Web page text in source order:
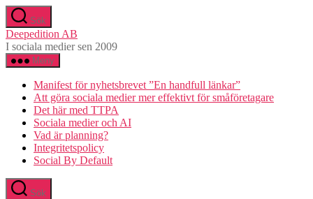
Hoppa
till
innehåll
Sök
Deepedition AB
I sociala medier sen 2009
Meny
Manifest för nyhetsbrevet ”En handfull länkar”
Att göra sociala medier mer effektivt för småföretagare
Det här med TTPA
Sociala medier och AI
Vad är planning?
Integritetspolicy
Social By Default
Sök